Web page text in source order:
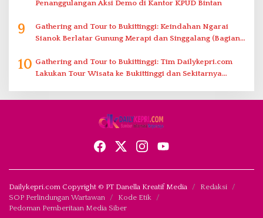
Penanggulangan Aksi Demo di Kantor KPUD Bintan
9
Gathering and Tour to Bukittinggi: Keindahan Ngarai
Sianok Berlatar Gunung Merapi dan Singgalang (Bagian
10 Gathering and Tour to Bukittinggi: Tim Dailykepri.com
Lakukan Tour Wisata ke Bukittinggi dan Sekitarnya
Dailykepri.com Copyright © PT Danella Kreatif Media
Redaksi
SOP Perlindungan Wartawan
Kode Etik
Pedoman Pemberitaan Media Siber